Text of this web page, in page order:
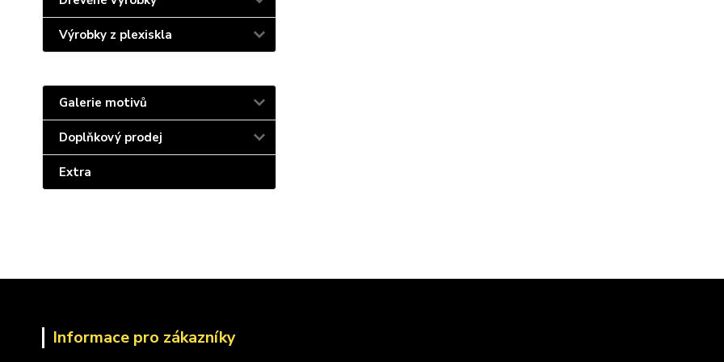
Výrobky z plexiskla
Galerie motivů
Doplňkový prodej
Extra
Informace pro zákazníky